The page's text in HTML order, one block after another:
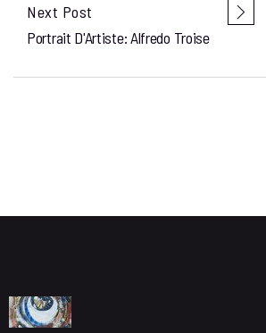
Next Post
Portrait D'Artiste: Alfredo Troise